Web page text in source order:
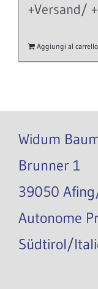
+Versand/
Aggiungi al carrello
Widum
Brunner 1
39050
Autonome
Südtirol/